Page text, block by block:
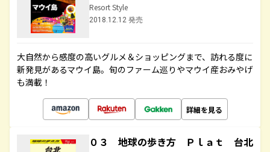
Resort Style
2018.12.12 発売
大自然から感度の高いグルメ＆ショッピングまで、訪れる度に
新発見があるマウイ島。旬のファーム巡りやマウイ産おみやげ
も満載！
詳細を見る
０３ 地球の歩き方 Ｐｌａｔ 台北